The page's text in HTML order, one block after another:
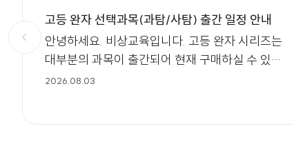
고등 완자 선택과목(과탐/사탐) 출간 일정 안내
안녕하세요. 비상교육입니다. 고등 완자 시리즈는
대부분의 과목이 출간되어 현재 구매하실 수 있습
니다. 다만, 선택과목 중 과학탐구 4종은 8월 마지
2026.08.03